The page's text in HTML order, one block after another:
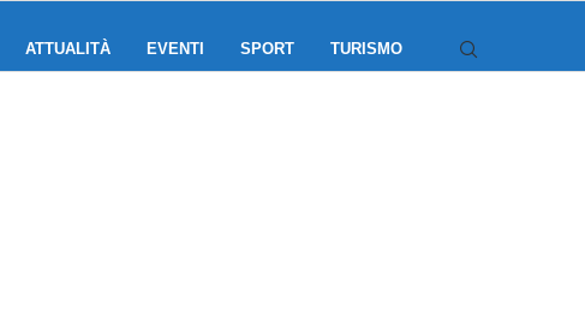
ATTUALITÀ EVENTI SPORT TURISMO